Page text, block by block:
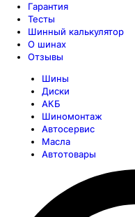
Гарантия
Тесты
Шинный калькулятор
О шинах
Отзывы
Шины
Диски
АКБ
Шиномонтаж
Автосервис
Масла
Автотовары